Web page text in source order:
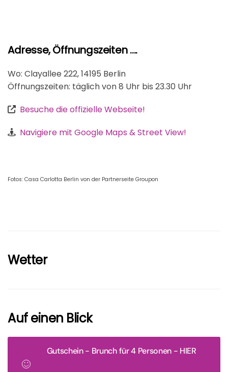
Adresse, Öffnungszeiten ....
Wo: Clayallee 222, 14195 Berlin
Öffnungszeiten: täglich von 8 Uhr bis 23.30 Uhr
Besuche die offizielle Webseite!
Navigiere mit Google Maps & Street View!
Fotos: Casa Carlotta Berlin von der Partnerseite Groupon
Wetter
Auf einen Blick
Gutschein - Brunch für 4 Personen - HIER